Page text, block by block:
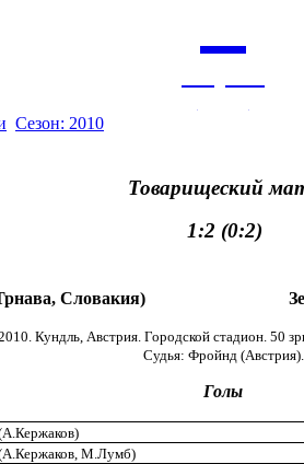
Сезон: 2010
Товарищеский
1:2 (0:2)
Словакия)
Кундль, Австрия. Городской стадион. 50
Судья: Фройнд (Австрия).
Голы
М.Лумб)